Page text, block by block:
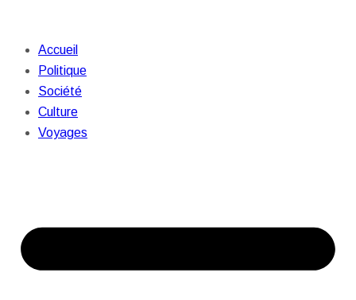
Accueil
Politique
Société
Culture
Voyages